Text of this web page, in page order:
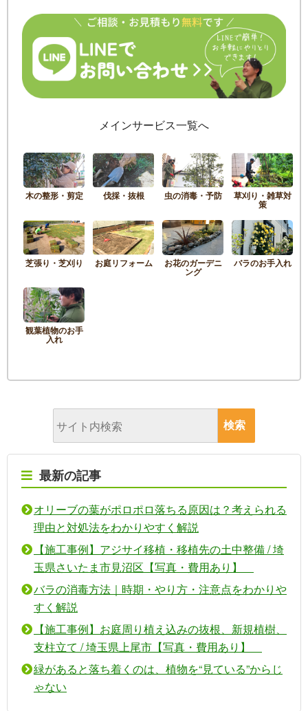
メインサービス一覧へ
木の整形・剪定 伐採・抜根 虫の消毒・予防 草刈り・雑草対
策
芝張り・芝刈り お庭リフォーム お花のガーデニ
ング
バラのお手入れ
観葉植物のお手
入れ
最新の記事
オリーブの葉がポロポロ落ちる原因は？考えられる
理由と対処法をわかりやすく解説
【施工事例】アジサイ移植・移植先の土中整備 / 埼
玉県さいたま市見沼区【写真・費用あり】
バラの消毒方法｜時期・やり方・注意点をわかりや
すく解説
【施工事例】お庭周り植え込みの抜根、新規植樹、
支柱立て / 埼玉県上尾市【写真・費用あり】
緑があると落ち着くのは、植物を“見ている”からじ
ゃない